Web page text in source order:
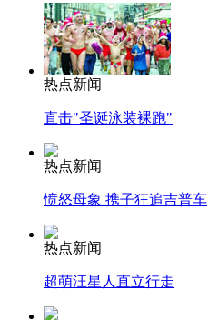
热点新闻
直击"圣诞泳装裸跑"
热点新闻
愤怒母象 携子狂追吉普车
热点新闻
超萌汪星人直立行走